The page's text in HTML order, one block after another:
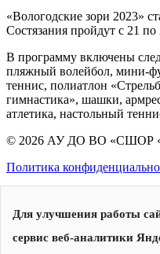
«Вологодские зори 2023»
Состязания пройдут с 21
В программу включены
пляжный волейбол, мини-
теннис, полиатлон
гимнастика», шашки,
атлетика, настольный
© 2026 АУ ДО ВО «СШОР
Политика
Для улучшения работы
сервис веб-аналитики